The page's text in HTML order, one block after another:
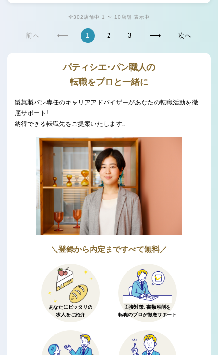
全302店舗中 1 〜 10店舗 表示中
前へ 1 2 3 次へ
パティシエ・パン職人の
転職をプロと一緒に
製菓製パン専任のキャリアアドバイザーがあなたの転職活動を徹
底サポート!
納得できる転職先をご提案いたします。
＼登録から内定まですべて無料／
あなたにピッタリの
求人をご紹介
面接対策、書類添削を
転職のプロが徹底サポート